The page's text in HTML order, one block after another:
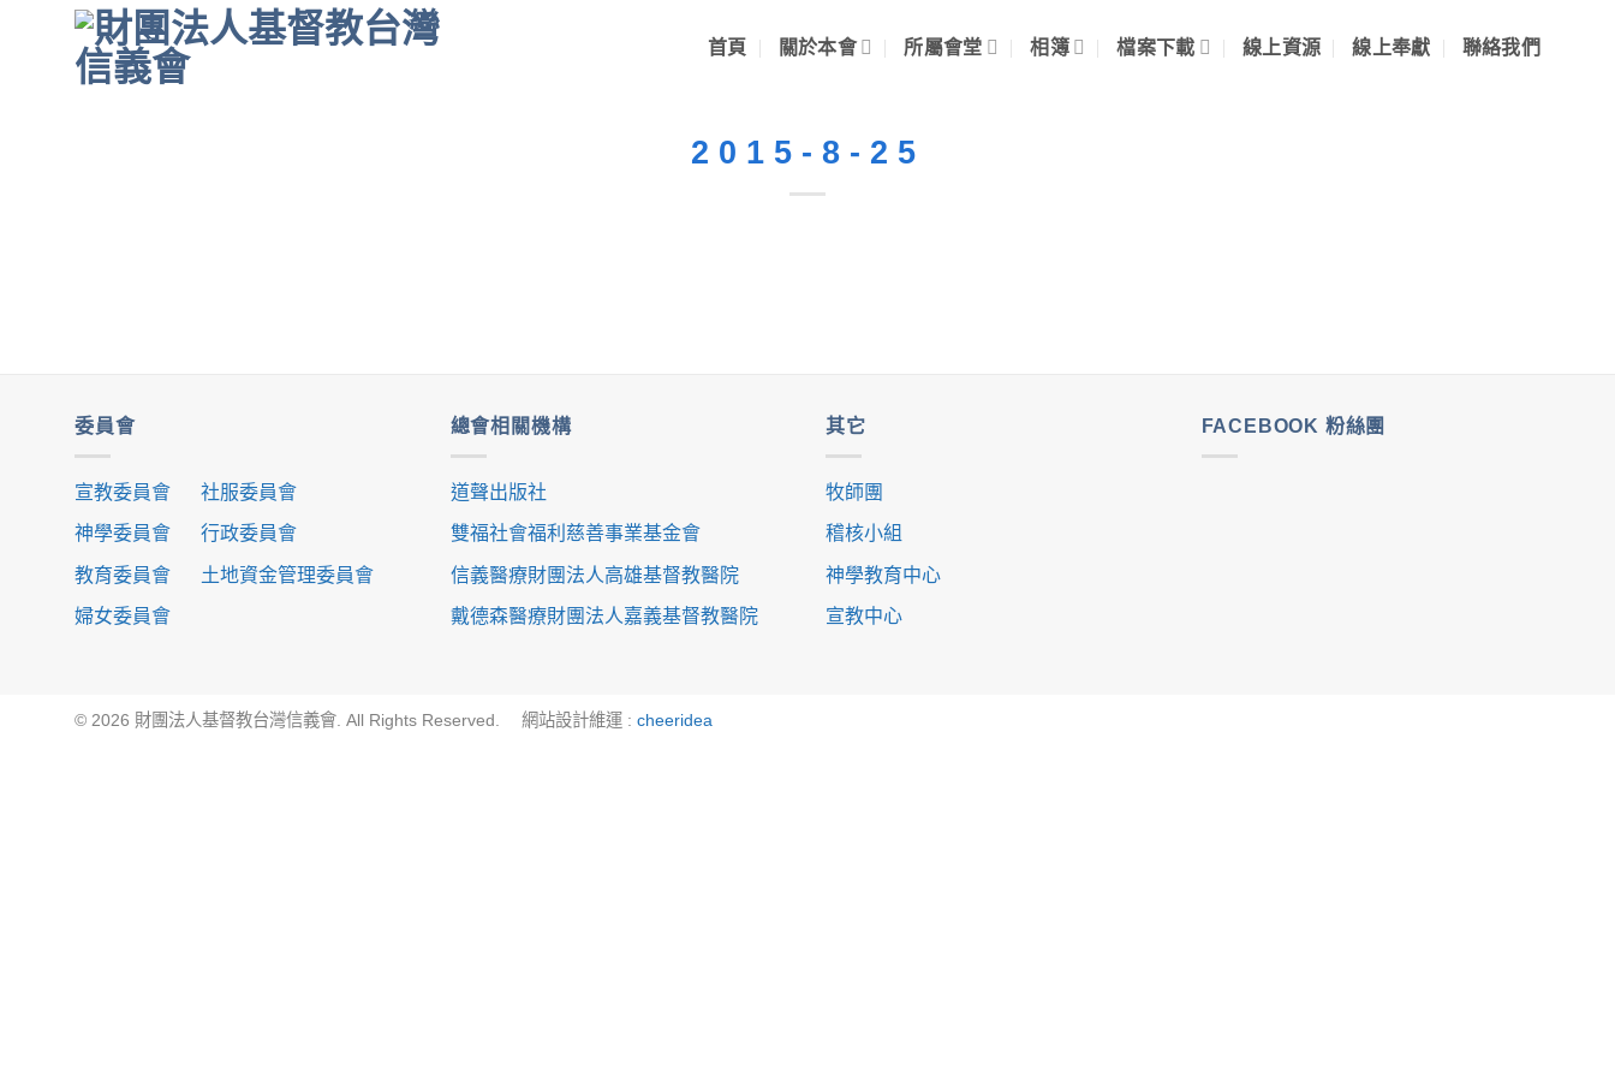
首頁 關於本會 所屬會堂 相簿 檔案下載 線上資源 線上奉獻 聯絡我們
2015-8-25
委員會
宣教委員會
神學委員會
教育委員會
婦女委員會
社服委員會
行政委員會
土地資金管理委員會
總會相關機構
道聲出版社
雙福社會福利慈善事業基金會
信義醫療財團法人高雄基督教醫院
戴德森醫療財團法人嘉義基督教醫院
其它
牧師團
稽核小組
神學教育中心
宣教中心
FACEBOOK 粉絲團
© 2026 財團法人基督教台灣信義會. All Rights Reserved. 網站設計維運 : cheeridea